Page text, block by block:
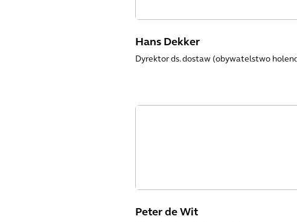
Hans Dekker
Dyrektor ds. dostaw (obywatelstwo
Peter de Wit